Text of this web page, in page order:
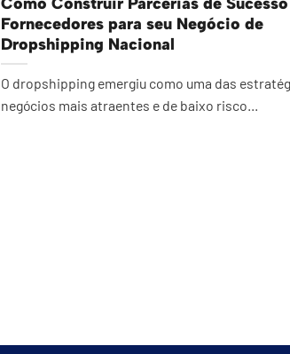
Fornecedores para seu Negócio de
Dropshipping Nacional
O dropshipping emergiu como uma das
negócios mais atraentes e de baixo risco...